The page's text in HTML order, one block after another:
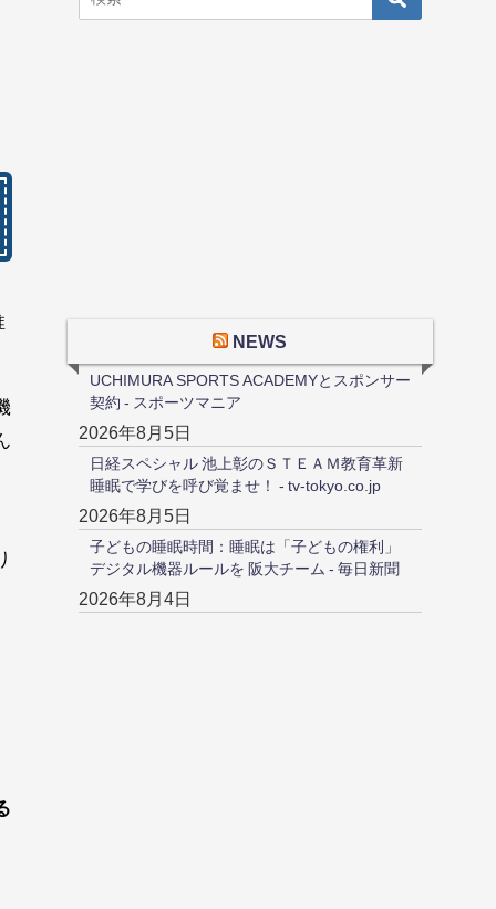
NEWS
UCHIMURA SPORTS ACADEMYとスポンサー
契約 - スポーツマニア
2026年8月5日
日経スペシャル 池上彰のＳＴＥＡＭ教育革新
睡眠で学びを呼び覚ませ！ - tv-tokyo.co.jp
2026年8月5日
子どもの睡眠時間：睡眠は「子どもの権利」
デジタル機器ルールを 阪大チーム - 毎日新聞
2026年8月4日